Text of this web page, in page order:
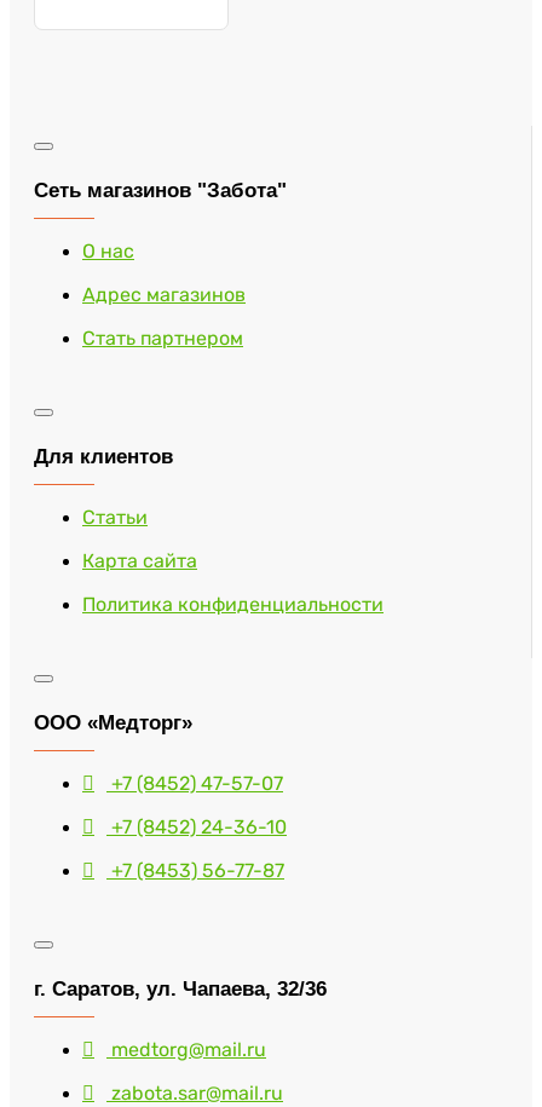
Сеть магазинов "Забота"
О нас
Адрес магазинов
Стать партнером
Для клиентов
Статьи
Карта сайта
Политика конфиденциальности
ООО «Медторг»
+7 (8452) 47-57-07
+7 (8452) 24-36-10
+7 (8453) 56-77-87
г. Саратов, ул. Чапаева, 32/36
medtorg@mail.ru
zabota.sar@mail.ru